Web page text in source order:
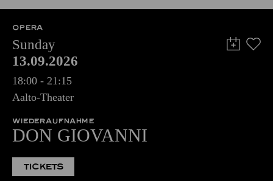
OPERA
Sunday
13.09.2026
18:00 - 21:15
Aalto-Theater
WIEDERAUFNAHME
DON GIOVANNI
TICKETS